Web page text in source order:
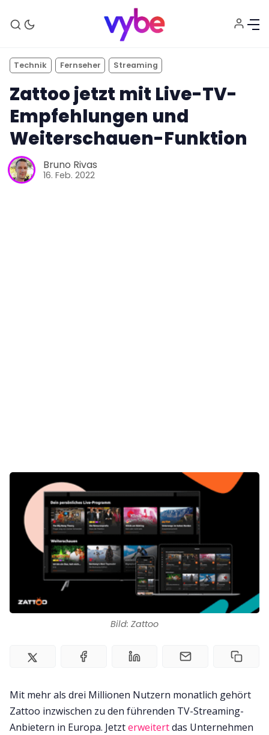
Kontakt
Impressum
Bild: Zattoo
Technik Fernseher Streaming
Zattoo jetzt mit Live-TV-
Empfehlungen und
Weiterschauen-Funktion
Bruno Rivas
16. Feb. 2022
Mit mehr als drei Millionen Nutzern monatlich gehört
Zattoo inzwischen zu den führenden TV-Streaming-
Anbietern in Europa. Jetzterweitertdas Unternehmen